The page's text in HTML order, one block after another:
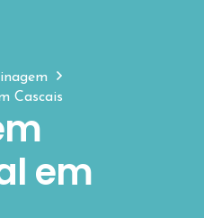
Cascais
em